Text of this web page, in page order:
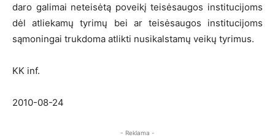
daro galimai neteisėtą poveikį teisėsaugos institucijoms
dėl atliekamų tyrimų bei ar teisėsaugos institucijoms
sąmoningai trukdoma atlikti nusikalstamų veikų tyrimus.
KK inf.
2010-08-24
- Reklama -